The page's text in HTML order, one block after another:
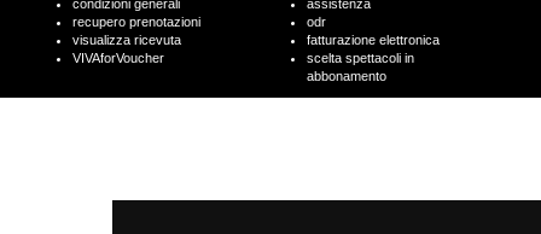
condizioni generali
recupero prenotazioni
visualizza ricevuta
VIVAforVoucher
assistenza
odr
fatturazione elettronica
scelta spettacoli in
abbonamento